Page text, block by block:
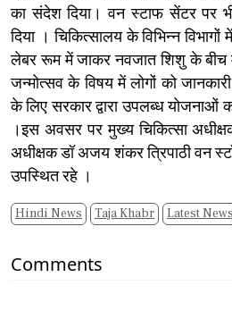
का संदेश दिया। वन स्टाफ सेंटर पर
दिया । चिकित्सालय के विभिन्न
लेबर रूम में जाकर नवजात शिशु के बीच
जन्मोत्सव के विषय में लोगों को
के लिए सरकार द्वारा उपलब्ध योजनाओं
।इस अवसर पर मुख्य चिकित्सा अधीक्षक
अधीक्षक डॉ अजय शंकर त्रिपाठी वन
उपस्थित रहे ।
Hindi News Taja Khabr Latest News
Comments